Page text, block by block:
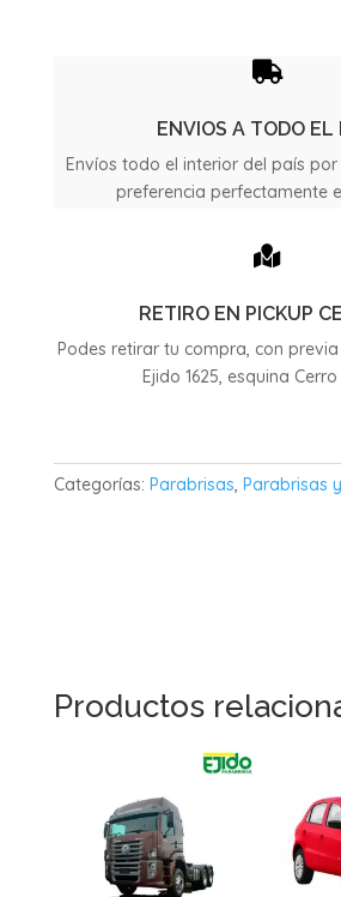
cantidad

ENVIOS A TODO EL
Envíos todo el interior del país
preferencia perfectamente

RETIRO EN PICKUP
Podes retirar tu compra, con
Ejido 1625, esquina
Categorías: Parabrisas, Parabrisas
Productos